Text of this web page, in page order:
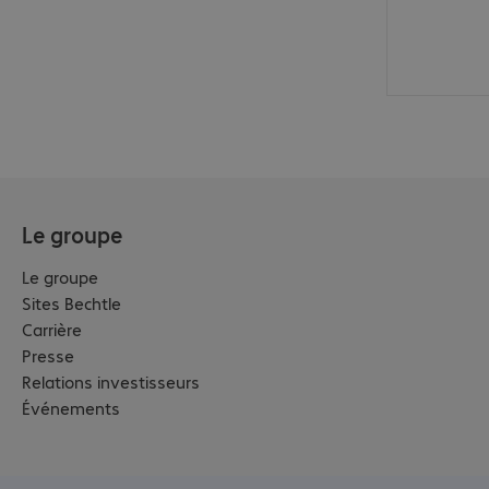
Le groupe
Le groupe
Sites Bechtle
Carrière
Presse
Relations investisseurs
Événements